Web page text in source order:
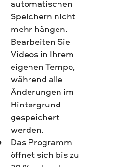
automatischen
Speichern nicht
mehr hängen.
Bearbeiten Sie
Videos in Ihrem
eigenen Tempo,
während alle
Änderungen im
Hintergrund
gespeichert
werden.
Das Programm
öffnet sich bis zu